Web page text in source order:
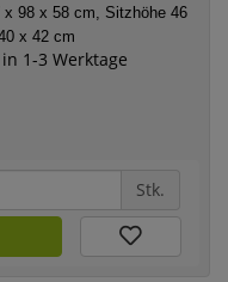
x 98 x 58 cm, Sitzhöhe 46
x 42 cm
1-3 Werktage
Stk.